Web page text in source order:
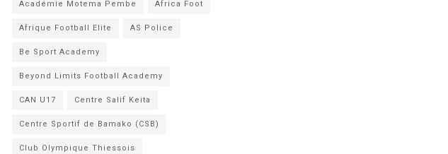
Académie Motema Pembe Africa Foot
Afrique Football Elite AS Police
Be Sport Academy
Beyond Limits Football Academy
CAN U17 Centre Salif Keita
Centre Sportif de Bamako (CSB)
Club Olympique Thiessois